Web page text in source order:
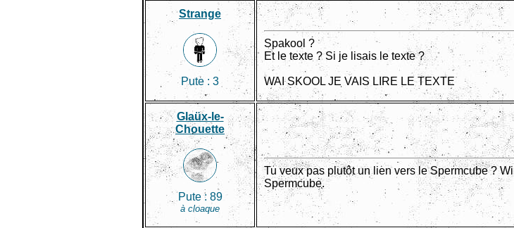
Strange
Pute : 3
Spakool ?
Et le texte ? Si je lisais le texte ?
WAI SKOOL JE VAIS LIRE LE TEXTE
Glaüx-le-
Chouette
Pute : 89
à cloaque
Tu veux pas plutôt un lien vers le Spermcube ?
Spermcube.